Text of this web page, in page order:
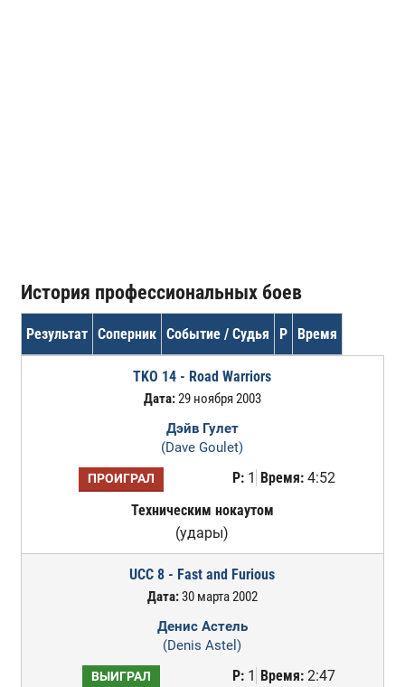
История профессиональных боев
Результат Соперник Событие / Судья Р Время
TKO 14 - Road Warriors
Дата:29 ноября 2003
Дэйв Гулет
(Dave Goulet)
ПРОИГРАЛ Р:1 Время:4:52
Техническим нокаутом
(удары)
UCC 8 - Fast and Furious
Дата:30 марта 2002
Денис Астель
(Denis Astel)
ВЫИГРАЛ Р:1 Время:2:47